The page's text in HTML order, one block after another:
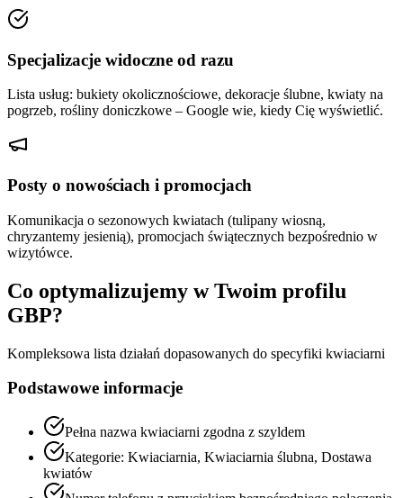
Specjalizacje widoczne od razu
Lista usług: bukiety okolicznościowe, dekoracje ślubne, kwiaty na
pogrzeb, rośliny doniczkowe – Google wie, kiedy Cię wyświetlić.
Posty o nowościach i promocjach
Komunikacja o sezonowych kwiatach (tulipany wiosną,
chryzantemy jesienią), promocjach świątecznych bezpośrednio w
wizytówce.
Co optymalizujemy w Twoim profilu
GBP?
Kompleksowa lista działań dopasowanych do specyfiki kwiaciarni
Podstawowe informacje
Pełna nazwa kwiaciarni zgodna z szyldem
Kategorie: Kwiaciarnia, Kwiaciarnia ślubna, Dostawa
kwiatów